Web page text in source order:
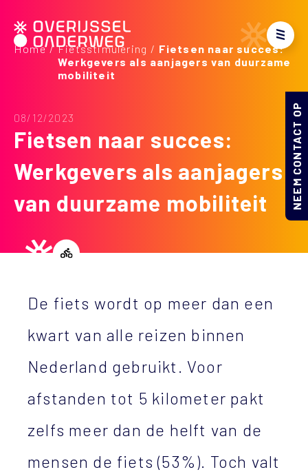
Home Fietsstimulering
Fietsen naar succes:
Werkgevers als aanjagers van duurzame
mobiliteit
08/12/2023
Fietsen naar succes:
Werkgevers als aanjagers
van duurzame mobiliteit
NEEM CONTACT OP
De fiets wordt op meer dan een
kwart van alle reizen binnen
Nederland gebruikt. Voor
afstanden tot 5 kilometer pakt
zelfs meer dan de helft van de
mensen de fiets (53%). Toch valt